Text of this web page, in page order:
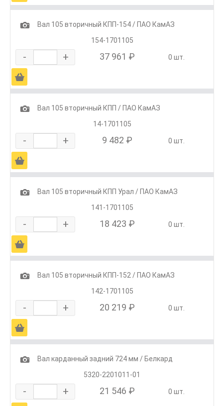
1
Вал 105 вторичный КПП-154 / ПАО КамАЗ
154-1701105
- + 37 961 ₽ 0 шт.
Ä
1
Вал 105 вторичный КПП / ПАО КамАЗ
14-1701105
- + 9 482 ₽ 0 шт.
Ä
1
Вал 105 вторичный КПП Урал / ПАО КамАЗ
141-1701105
- + 18 423 ₽ 0 шт.
Ä
1
Вал 105 вторичный КПП-152 / ПАО КамАЗ
142-1701105
- + 20 219 ₽ 0 шт.
Ä
1
Вал карданный задний 724 мм / Белкард
5320-2201011-01
- + 21 546 ₽ 0 шт.